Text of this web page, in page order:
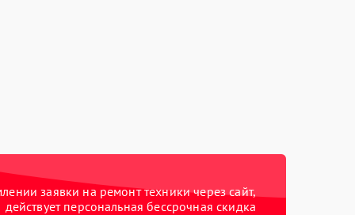
заявки на ремонт техники через сайт,
действует персональная бессрочная скидка